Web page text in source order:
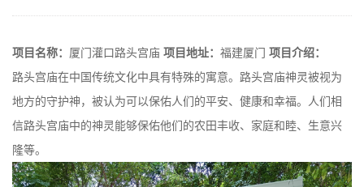
项目名称： 厦门灌口路头宫庙 项目地址： 福建厦门 项目介绍：
路头宫庙在中国传统文化中具有特殊的寓意。路头宫庙神灵被视为
地方的守护神，被认为可以保佑人们的平安、健康和幸福。人们相
信路头宫庙中的神灵能够保佑他们的农田丰收、家庭和睦、生意兴
隆等。